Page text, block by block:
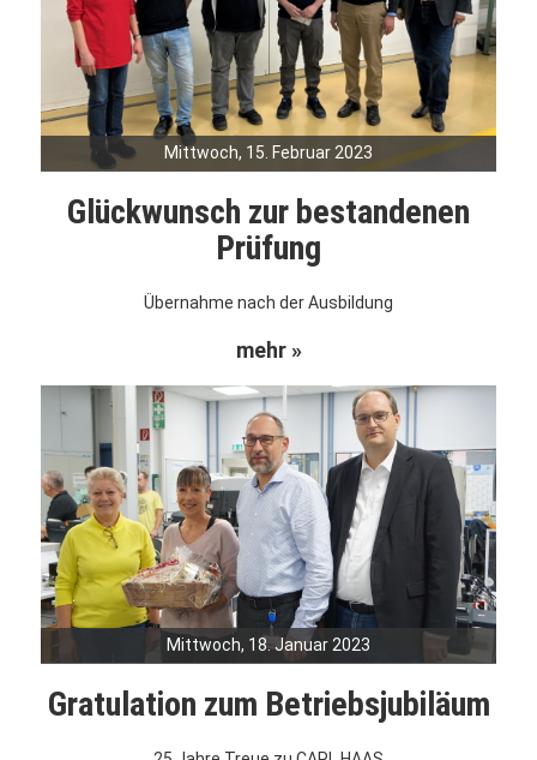
Mittwoch, 15. Februar 2023
Glückwunsch zur bestandenen
Prüfung
Übernahme nach der Ausbildung
mehr »
Mittwoch, 18. Januar 2023
Gratulation zum Betriebsjubiläum